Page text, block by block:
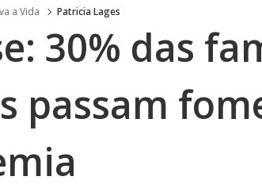
a Vida Patricia Lages
30% das
passam